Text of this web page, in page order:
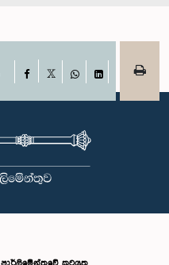
Facebook